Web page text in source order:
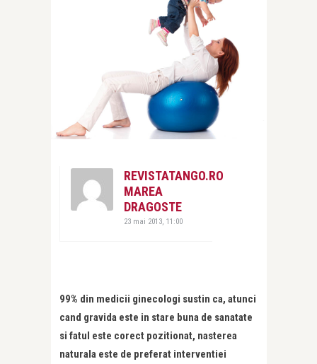
REVISTATANGO.RO
MAREA
DRAGOSTE
23 mai 2013, 11:00
99% din medicii ginecologi sustin ca, atunci
cand gravida este in stare buna de sanatate
si fatul este corect pozitionat, nasterea
naturala este de preferat interventiei